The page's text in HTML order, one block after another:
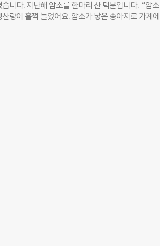
니다. 지난해 암소를 한마리 산 덕분입니다. “암
량이 훌쩍 늘었어요. 암소가 낳은 송아지로 가계